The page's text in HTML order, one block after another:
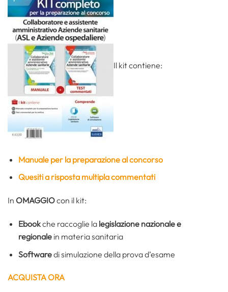
Il kit contiene:
Manuale per la preparazione al concorso
Quesiti a risposta multipla commentati
In OMAGGIOcon il kit:
Ebookche raccoglie la legislazione nazionale e
regionale in materia sanitaria
Softwaredi simulazione della prova d’esame
ACQUISTA ORA